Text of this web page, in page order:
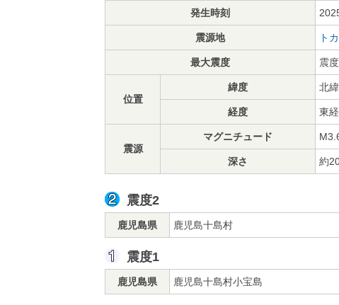
発生時刻
震源地 ト
最大震度 震
位置
緯度 北
経度 東
震源
マグニチュード
深さ 約
震度2
鹿児島県 鹿児島十島村
震度1
鹿児島県 鹿児島十島村小宝島